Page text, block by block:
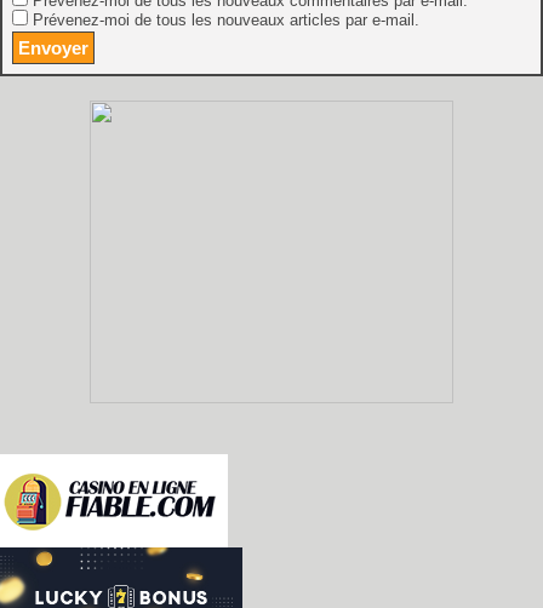
Prévenez-moi de tous les nouveaux articles par e-mail.